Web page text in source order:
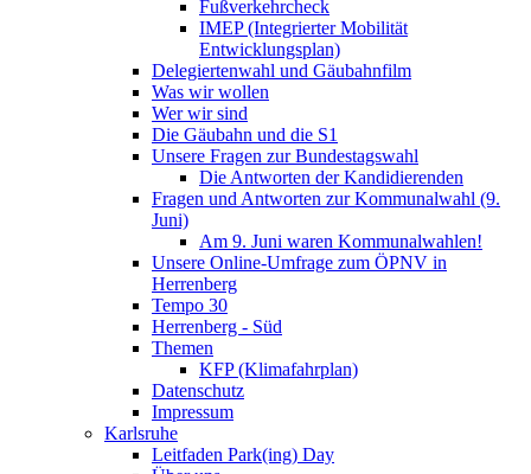
Fußverkehrcheck
IMEP (Integrierter Mobilität
Entwicklungsplan)
Delegiertenwahl und Gäubahnfilm
Was wir wollen
Wer wir sind
Die Gäubahn und die S1
Unsere Fragen zur Bundestagswahl
Die Antworten der Kandidierenden
Fragen und Antworten zur Kommunalwahl (9.
Juni)
Am 9. Juni waren Kommunalwahlen!
Unsere Online-Umfrage zum ÖPNV in
Herrenberg
Tempo 30
Herrenberg - Süd
Themen
KFP (Klimafahrplan)
Datenschutz
Impressum
Karlsruhe
Leitfaden Park(ing) Day